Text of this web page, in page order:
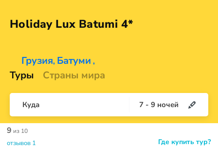
Holiday Lux Batumi 4*
Грузия, Батуми ,
Туры Страны мира
Куда 7 - 9 ночей
Где купить тур?
9 из 10
отзывов 1